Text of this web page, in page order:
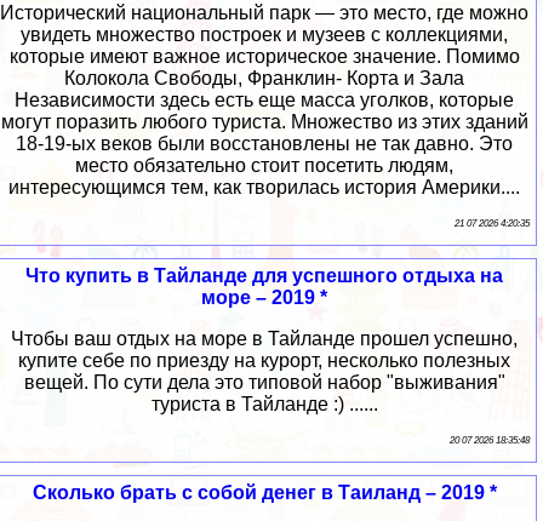
Исторический национальный парк — это место, где можно
увидеть множество построек и музеев с коллекциями,
которые имеют важное историческое значение. Помимо
Колокола Свободы, Франклин- Корта и Зала
Независимости здесь есть еще масса уголков, которые
могут поразить любого туриста. Множество из этих зданий
18-19-ых веков были восстановлены не так давно. Это
место обязательно стоит посетить людям,
интересующимся тем, как творилась история Америки....
21 07 2026 4:20:35
Что купить в Тайланде для успешного отдыха на
море – 2019 *
Чтобы ваш отдых на море в Тайланде прошел успешно,
купите себе по приезду на курорт, несколько полезных
вещей. По сути дела это типовой набор "выживания"
туриста в Тайланде :) ......
20 07 2026 18:35:48
Сколько брать с собой денег в Таиланд – 2019 *